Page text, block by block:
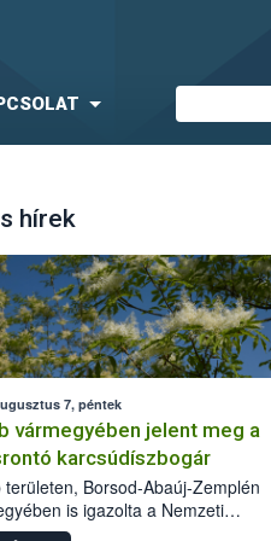
hírek
7, péntek
vármegyében jelent meg a
karcsúdíszbogár
területen, Borsod-Abaúj-Zemplén
is igazolta a Nemzeti
biztonsági Hivatal (Nébih) a